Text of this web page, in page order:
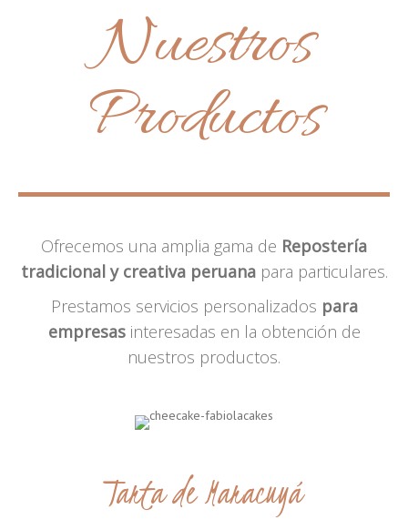
Nuestros
Productos
Ofrecemos una amplia gama de Repostería
tradicional y creativa peruanapara particulares.
Prestamos servicios personalizados para
empresasinteresadas en la obtención de
nuestros productos.
Tarta de Maracuyá